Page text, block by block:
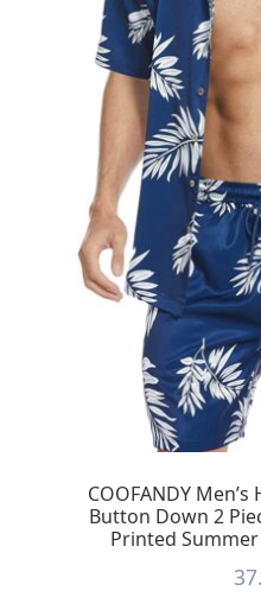
COOFANDY
Button Down 2
Printed